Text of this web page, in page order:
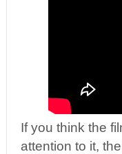
If you think the
attention to it,